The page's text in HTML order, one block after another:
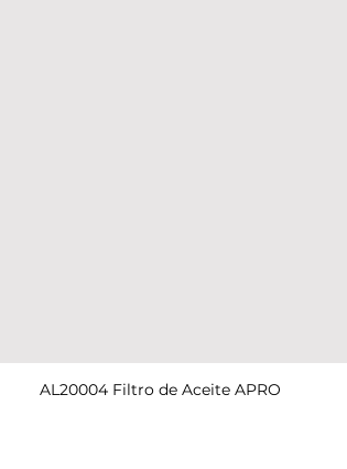
Vista rápida
AL20004 Filtro de Aceite APRO